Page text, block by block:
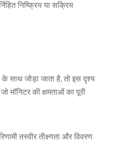
निष्क्रिय या सक्रिय
साथ जोड़ा जाता है, तो इस दृश्य
मॉनिटर की क्षमताओं का पूरी
तस्वीर तीक्ष्णता और विवरण